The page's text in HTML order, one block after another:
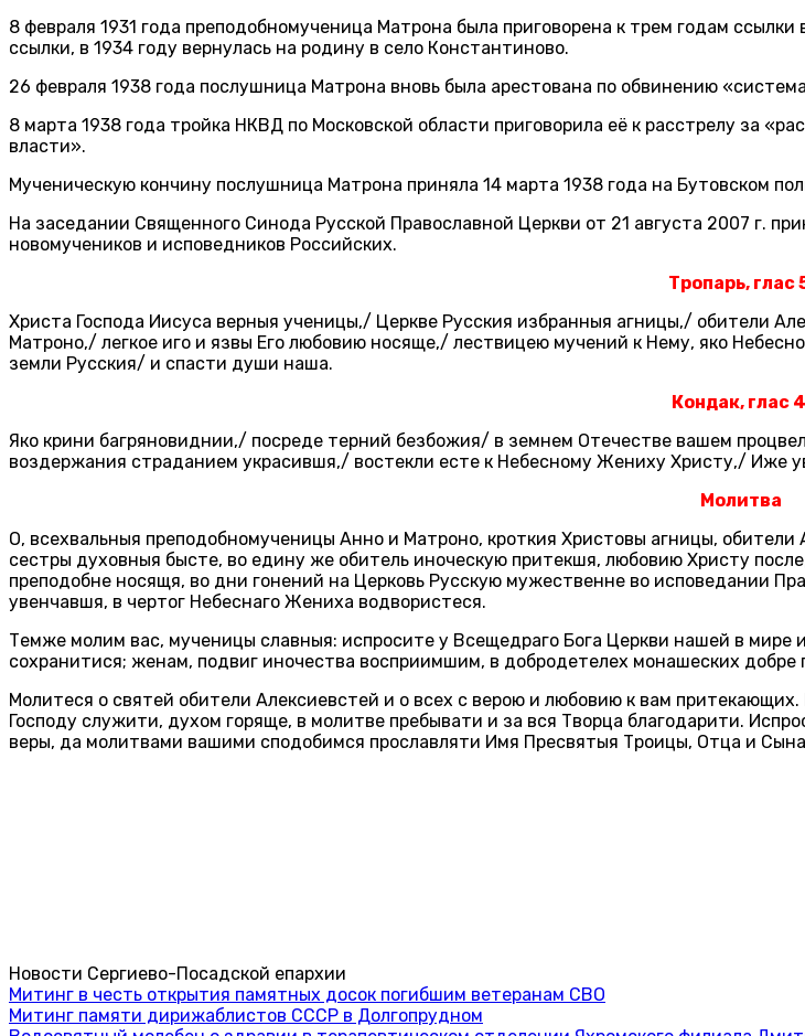
8 февраля 1931 года преподобномученица Матрона была приговорена к трем годам
ссылки, в 1934 году вернулась на родину в село Константиново.
26 февраля 1938 года послушница Матрона вновь была арестована по обвинению
8 марта 1938 года тройка НКВД по Московской области приговорила её к расстрелу за
власти».
Мученическую кончину послушница Матрона приняла 14 марта 1938 года на Бутовском
На заседании Священного Синода Русской Православной Церкви от 21 августа 2007 г.
новомучеников и исповедников Российских.
Тропарь, глас
Христа Господа Иисуса верныя ученицы,/ Церкве Русския избранныя агницы,/ обители
Матроно,/ легкое иго и язвы Его любовию носяще,/ лествицею мучений к Нему, яко
земли Русския/ и спасти души наша.
Кондак, глас
Яко крини багряновиднии,/ посреде терний безбожия/ в земнем Отечестве вашем
воздержания страданием украсившя,/ востекли есте к Небесному Жениху Христу,/ Иже
Молитва
О, всехвальныя преподобномученицы Анно и Матроно, кроткия Христовы агницы,
сестры духовныя бысте, во едину же обитель иноческую притекшя, любовию Христу
преподобне носящя, во дни гонений на Церковь Русскую мужественне во исповедании
увенчавшя, в чертог Небеснаго Жениха водвористеся.
Темже молим вас, мученицы славныя: испросите у Всещедраго Бога Церкви нашей в
сохранитися; женам, подвиг иночества восприимшим, в добродетелех монашеских добре
Молитеся о святей обители Алексиевстей и о всех с верою и любовию к вам
Господу служити, духом горяще, в молитве пребывати и за вся Творца благодарити.
веры, да молитвами вашими сподобимся прославляти Имя Пресвятыя Троицы, Отца и
Новости Сергиево-Посадской епархии
Митинг в честь открытия памятных досок погибшим ветеранам СВО
Митинг памяти дирижаблистов СССР в Долгопрудном